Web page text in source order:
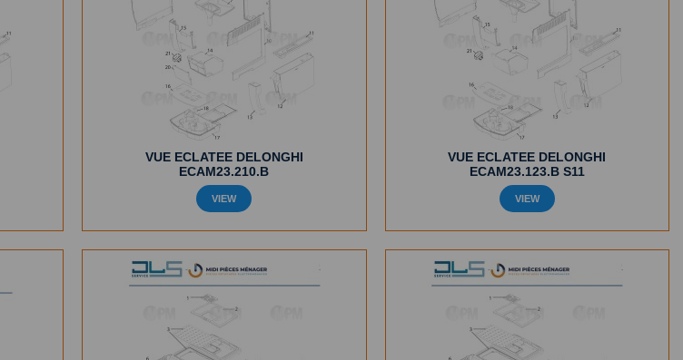
VUE ECLATEE DELONGHI
ECAM23.210.B
VIEW
VUE ECLATEE DELONGHI
ECAM23.123.B S11
VIEW